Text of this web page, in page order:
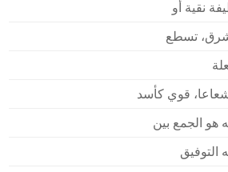
نقية أو
تسطع
قوي كأسد
هو الجمع بين
التوفيق